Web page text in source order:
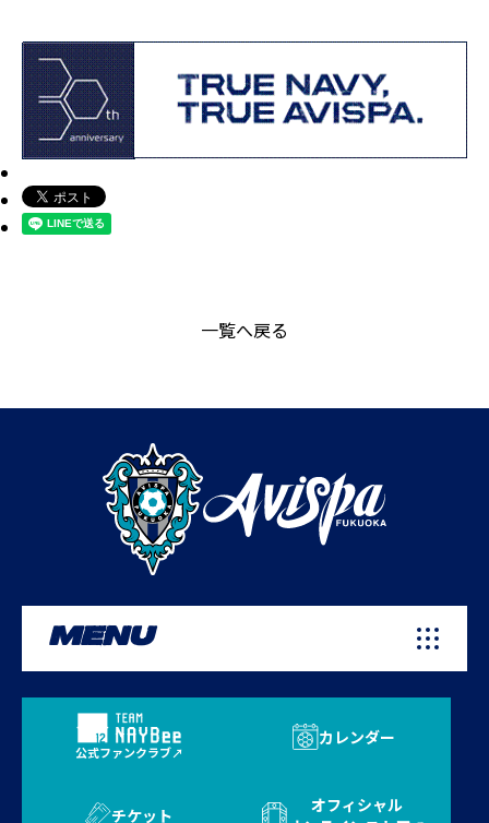
一覧へ戻る
MENU
公式ファンクラブ
カレンダー
チケット
オフィシャル